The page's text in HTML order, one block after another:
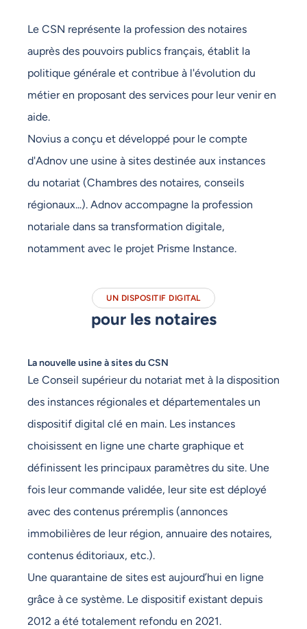
Le CSN représente la profession des notaires
auprès des pouvoirs publics français, établit la
politique générale et contribue à l'évolution du
métier en proposant des services pour leur venir en
aide.
Novius a conçu et développé pour le compte
d'Adnov une usine à sites destinée aux instances
du notariat (Chambres des notaires, conseils
régionaux...). Adnov accompagne la profession
notariale dans sa transformation digitale,
notamment avec le projet Prisme Instance.
UN DISPOSITIF DIGITAL
pour les notaires
La nouvelle usine à sites du CSN
Le Conseil supérieur du notariat met à la disposition
des instances régionales et départementales un
dispositif digital clé en main. Les instances
choisissent en ligne une charte graphique et
définissent les principaux paramètres du site. Une
fois leur commande validée, leur site est déployé
avec des contenus préremplis (annonces
immobilières de leur région, annuaire des notaires,
contenus éditoriaux, etc.).
Une quarantaine de sites est aujourd’hui en ligne
grâce à ce système. Le dispositif existant depuis
2012 a été totalement refondu en 2021.